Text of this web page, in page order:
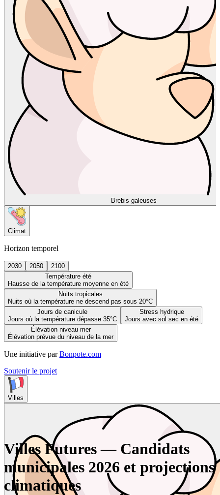
Brebis galeuses
Climat
Horizon temporel
2030 2050
2100
Température été
Hausse de la température moyenne en été
Nuits tropicales
Nuits où la température ne descend pas sous 20°C
Jours de canicule
Jours où la température dépasse 35°C
Stress hydrique
Jours avec sol sec en été
Élévation niveau mer
Élévation prévue du niveau de la mer
Une initiative par Bonpote.com
Soutenir le projet
Villes
Villes Futures — Candidats
municipales 2026 et projections
climatiques